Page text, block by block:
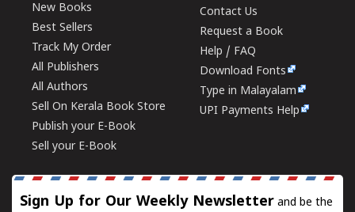
New Books
Best Sellers
Track My Order
All Publishers
All Authors
Sell On Kerala Book Store
Publish your E-Book
Sell your E-Book
Contact Us
Request a Book
Help / FAQ
Download Fonts
Type in Malayalam
UPI Payments Help
Sign Up for Our Weekly Newsletter and be the